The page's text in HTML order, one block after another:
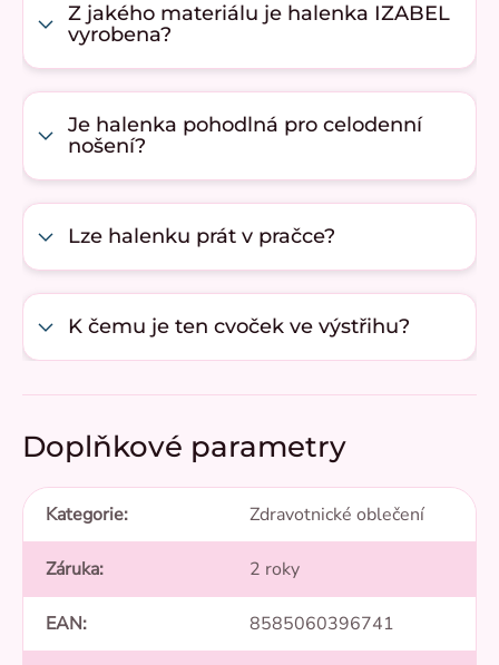
Z jakého materiálu je halenka IZABEL
vyrobena?
Je halenka pohodlná pro celodenní
nošení?
Lze halenku prát v pračce?
K čemu je ten cvoček ve výstřihu?
Doplňkové parametry
Kategorie: Zdravotnické oblečení
Záruka: 2 roky
EAN: 8585060396741